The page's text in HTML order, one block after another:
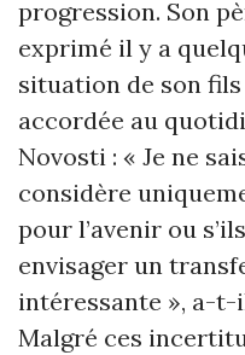
progression. Son
exprimé il y a
situation de son
accordée au
Novosti : « Je ne
considère
pour l’avenir ou
envisager un
intéressante », a-t-
Malgré ces